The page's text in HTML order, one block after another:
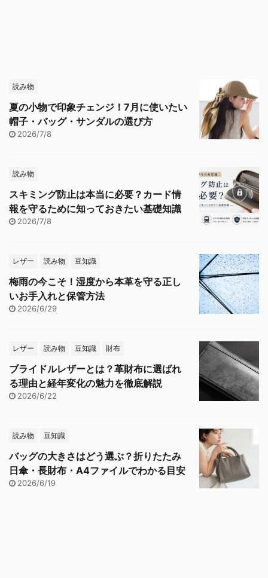
読み物
夏の小物で印象チェンジ！7月に使いたい
帽子・バッグ・サンダルの選び方
2026/7/8
読み物
スキミング防止は本当に必要？カード情
報を守るために知っておきたい基礎知識
2026/7/8
レザー 読み物 豆知識
梅雨の今こそ！湿度から本革を守る正し
いお手入れと保管方法
2026/6/29
レザー 読み物 豆知識 財布
ブライドルレザーとは？革財布に選ばれ
る理由と経年変化の魅力を徹底解説
2026/6/22
読み物 豆知識
バッグの大きさはどう選ぶ？折りたたみ
日傘・長財布・A4ファイルでわかる目安
2026/6/19